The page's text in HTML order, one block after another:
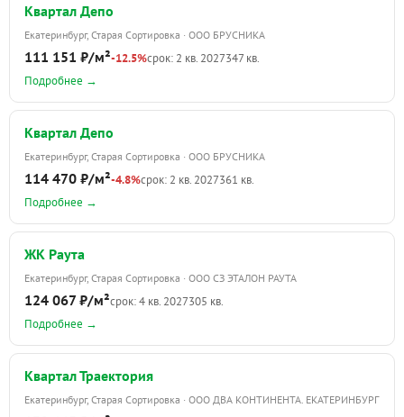
Квартал Депо
Екатеринбург, Старая Сортировка · ООО БРУСНИКА
111 151 ₽/м²-12.5%срок: 2 кв. 2027347 кв.
Подробнее →
Квартал Депо
Екатеринбург, Старая Сортировка · ООО БРУСНИКА
114 470 ₽/м²-4.8%срок: 2 кв. 2027361 кв.
Подробнее →
ЖК Раута
Екатеринбург, Старая Сортировка · ООО СЗ ЭТАЛОН РАУТА
124 067 ₽/м²срок: 4 кв. 2027305 кв.
Подробнее →
Квартал Траектория
Екатеринбург, Старая Сортировка · ООО ДВА КОНТИНЕНТА. ЕКАТЕРИНБУРГ